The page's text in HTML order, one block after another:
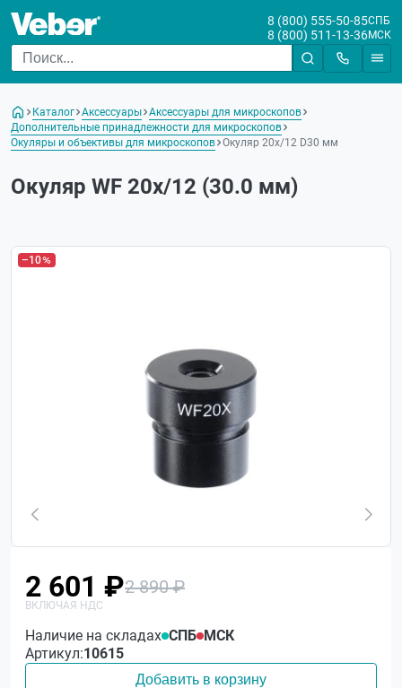
8 (800) 555-50-85СПБ
8 (800) 511-13-36МСК
Каталог Аксессуары Аксессуары для микроскопов
Дополнительные принадлежности для микроскопов
Окуляры и объективы для микроскопов Окуляр 20х/12 D30 мм
Окуляр WF 20x/12 (30.0 мм)
–10
2 601 ₽2 890 ₽
Наличие на складах СПБ МСК
Артикул:10615
Добавить в корзину